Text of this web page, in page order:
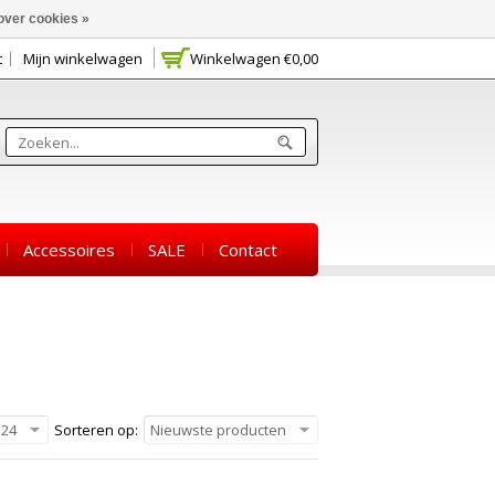
Winkelwagen €0,00
Mijn winkelwagen
Accessoires SALE Contact
Sorteren op: Nieuwste producten
24
cookies »